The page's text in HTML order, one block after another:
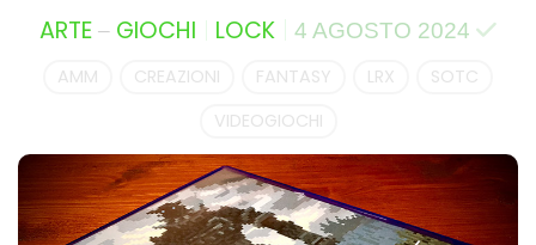
ARTE– GIOCHI LOCK 4 AGOSTO 2024
AMM CREAZIONI FANTASY LRX
SOTC
VIDEOGIOCHI